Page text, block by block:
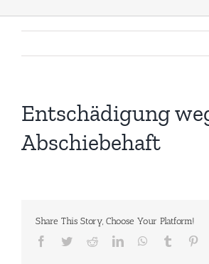
Entschädigung
Abschiebehaft
Share This Story, Choose Your Platform!
Facebook
TwitterRedditLinkedInWhatsApp
Tumblr